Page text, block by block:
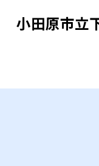
小田原市立